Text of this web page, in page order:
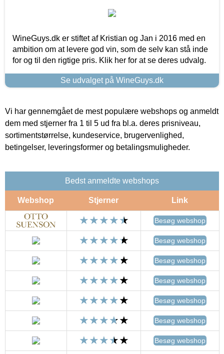
WineGuys.dk er stiftet af Kristian og Jan i 2016 med en
ambition om at levere god vin, som de selv kan stå inde
for og til den rigtige pris. Klik her for at se deres udvalg.
Se udvalget på WineGuys.dk
Vi har gennemgået de mest populære webshops og anmeldt
dem med stjerner fra 1 til 5 ud fra bl.a. deres prisniveau,
sortimentstørrelse, kundeservice, brugervenlighed,
betingelser, leveringsformer og betalingsmuligheder.
Bedst anmeldte webshops
Webshop Stjerner Link
Besøg webshop
Besøg webshop
Besøg webshop
Besøg webshop
Besøg webshop
Besøg webshop
Besøg webshop